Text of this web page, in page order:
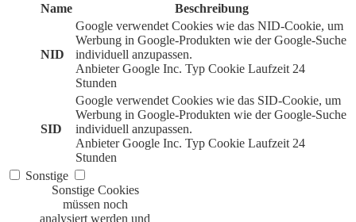
Name
Beschreibung
NID
Google verwendet Cookies wie das NID-Cookie, um
Werbung in Google-Produkten wie der Google-Suche
individuell anzupassen.
Anbieter Google Inc. Typ Cookie Laufzeit 24
Stunden
SID
Google verwendet Cookies wie das SID-Cookie, um
Werbung in Google-Produkten wie der Google-Suche
individuell anzupassen.
Anbieter Google Inc. Typ Cookie Laufzeit 24
Stunden
Sonstige
Sonstige Cookies
müssen noch
analysiert werden und